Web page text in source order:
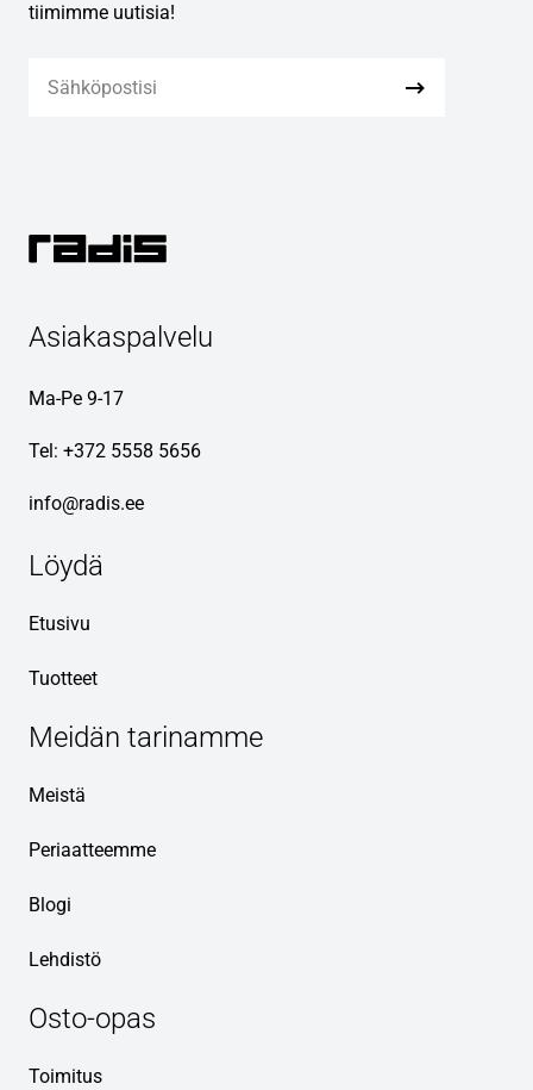
tiimimme uutisia!
Asiakaspalvelu
Ma-Pe 9-17
Tel: +372 5558 5656
info@radis.ee
Löydä
Etusivu
Tuotteet
Meidän tarinamme
Meistä
Periaatteemme
Blogi
Lehdistö
Osto-opas
Toimitus